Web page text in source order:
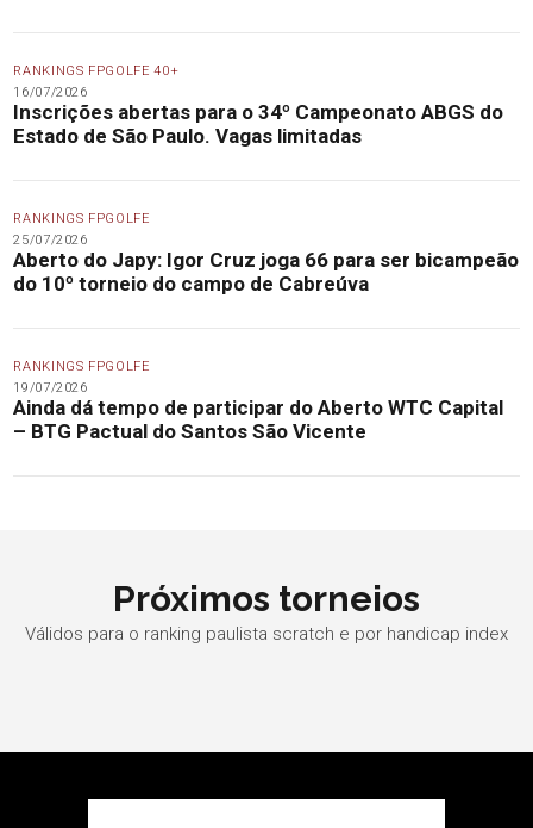
RANKINGS FPGOLFE 40+
16/07/2026
Inscrições abertas para o 34º Campeonato ABGS do
Estado de São Paulo. Vagas limitadas
RANKINGS FPGOLFE
25/07/2026
Aberto do Japy: Igor Cruz joga 66 para ser bicampeão
do 10º torneio do campo de Cabreúva
RANKINGS FPGOLFE
19/07/2026
Ainda dá tempo de participar do Aberto WTC Capital
– BTG Pactual do Santos São Vicente
Próximos torneios
Válidos para o ranking paulista scratch e por handicap index